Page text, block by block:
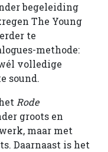
begeleiding
The Young
te
methode:
volledige
sound.
Rode
groots en
maar met
Daarnaast is het